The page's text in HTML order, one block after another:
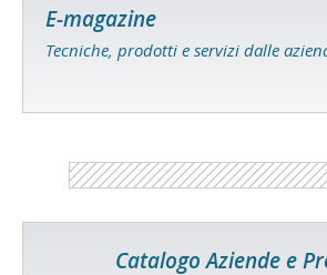
E-magazine
Tecniche, prodotti e servizi dalle
Catalogo Aziende e